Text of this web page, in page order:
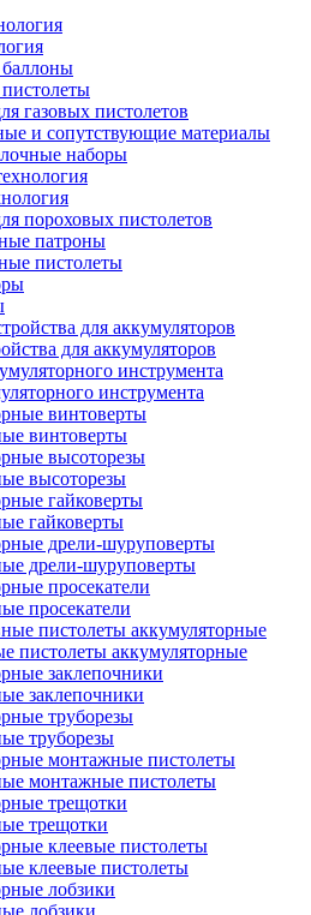
газовых пистолетов
и сопутствующие материалы
наборы
пороховых пистолетов
патроны
пистолеты
для аккумуляторов
инструмента
винтоверты
высоторезы
гайковерты
дрели-шуруповерты
просекатели
пистолеты аккумуляторные
заклепочники
труборезы
монтажные пистолеты
трещотки
клеевые пистолеты
лобзики